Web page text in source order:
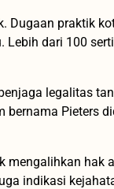
Dugaan praktik
Lebih dari 100
legalitas
Pieters
hak
indikasi